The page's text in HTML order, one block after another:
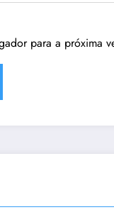
para a próxima